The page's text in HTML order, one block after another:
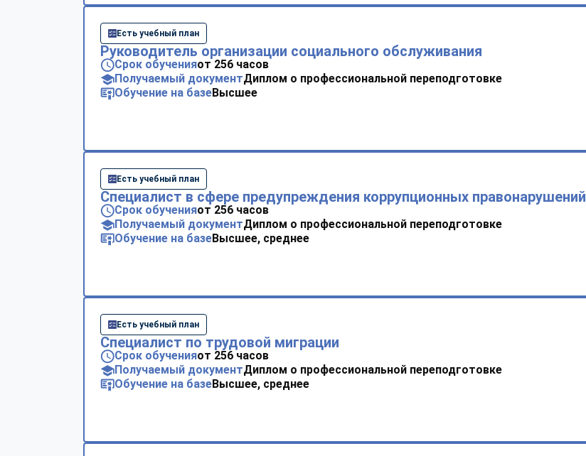
Есть учебный план
Руководитель организации социального обслуживания
Срок обученияот 256 часов
Получаемый документДиплом о профессиональной переподготовке
Обучение на базеВысшее
Есть учебный план
Специалист в сфере предупреждения коррупционных правонарушений
Срок обученияот 256 часов
Получаемый документДиплом о профессиональной переподготовке
Обучение на базеВысшее, среднее
Есть учебный план
Специалист по трудовой миграции
Срок обученияот 256 часов
Получаемый документДиплом о профессиональной переподготовке
Обучение на базеВысшее, среднее